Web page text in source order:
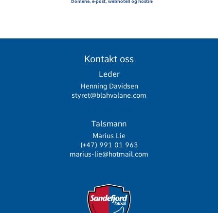
Kontakt oss
Leder
Henning Davidsen
styret@blahvalane.com
Talsmann
Marius Lie
(+47) 991 01 963
marius-lie@hotmail.com